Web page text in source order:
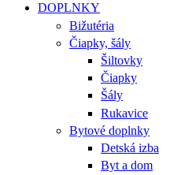
DOPLNKY
Bižutéria
Čiapky, šály
Šiltovky
Čiapky
Šály
Rukavice
Bytové doplnky
Detská izba
Byt a dom